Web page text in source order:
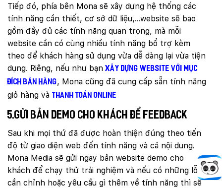
Tiếp đó, phía bên Mona sẽ xây dựng hệ thống các
tính năng cần thiết, cơ sở dữ liệu,…website sẽ bao
gồm đầy đủ các tính năng quan trọng, mà mỗi
website cần có cùng nhiều tính năng bổ trợ kèm
theo để khách hàng sử dụng vừa dễ dàng lại vừa tiện
dụng. Riêng, nếu như bạn xây dựng website với mục
đích bán hàng, Mona cũng đã cung cấp sẵn tính năng
giỏ hàng và
thanh toán online
5.Gửi bản demo cho khách để feedback
Sau khi mọi thứ đã được hoàn thiện đúng theo tiến
độ từ giao diện web đến tính năng và cả nội dung.
Mona Media sẽ gửi ngay bản website demo cho
khách để chạy thử trải nghiệm và nếu có những lỗi
cần chỉnh hoặc yêu cầu gì thêm về tính năng thì sẽ